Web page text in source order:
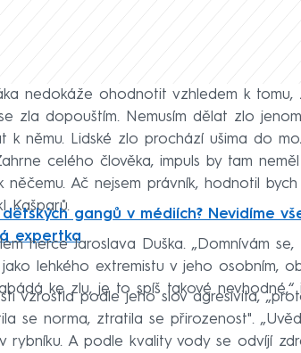
nedokáže ohodnotit vzhledem k tomu,
zla dopouštím. Nemusím dělat zlo
k němu. Lidské zlo prochází ušima do
celého člověka, impuls by tam
něčemu. Ač nejsem právník, hodnotil
Kašparů.
gangů v médiích? Nevidíme
expertka
herce Jaroslava Duška. „Domnívám
lehkého extremistu v jeho osobním,
ke zlu, je to spíš takové nevhodné,“
vzrostla podle jeho slov agresivita,
se norma, ztratila se přirozenost".
rybníku. A podle kvality vody se odvíjí